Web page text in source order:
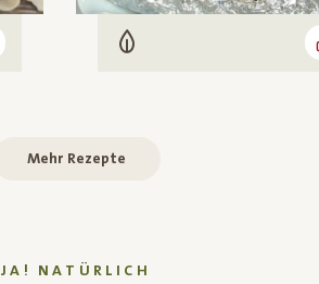
Vegetarisch
Mehr Rezepte
JA! NATÜRLICH